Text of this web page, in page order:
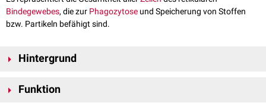
Bindegewebes, die zur Phagozytose und Speicherung von Stoffen
bzw. Partikeln befähigt sind.
Hintergrund
phagozytäres System" werden auch synonym verwendet. In der
Funktion